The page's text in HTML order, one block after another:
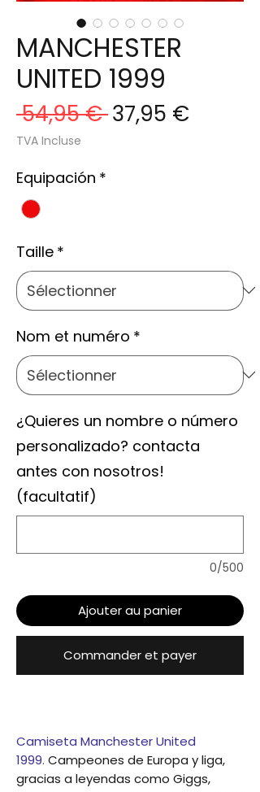
MANCHESTER
UNITED 1999
54,95 € Prix
37,95 €
TVA Incluse
Equipación *
Taille *
Nom et numéro *
¿Quieres un nombre o número
personalizado? contacta
antes con nosotros!
(facultatif)
0/500
Ajouter au panier
Commander et payer
Camiseta Manchester United
1999. Campeones de Europa y liga,
gracias a leyendas como Giggs,